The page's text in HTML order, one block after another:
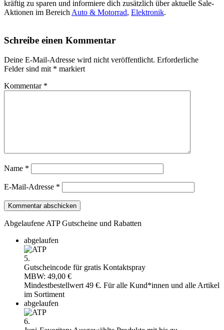
kräftig zu sparen und informiere dich zusätzlich über aktuelle Sale-
Aktionen im Bereich Auto & Motorrad, Elektronik.
Schreibe einen Kommentar
Deine E-Mail-Adresse wird nicht veröffentlicht. Erforderliche
Felder sind mit * markiert
Kommentar *
Name *
E-Mail-Adresse *
Abgelaufene ATP Gutscheine und Rabatten
abgelaufen
5.
Gutscheincode für gratis Kontaktspray
MBW: 49,00 €
Mindestbestellwert 49 €. Für alle Kund*innen und alle Artikel
im Sortiment
abgelaufen
6.